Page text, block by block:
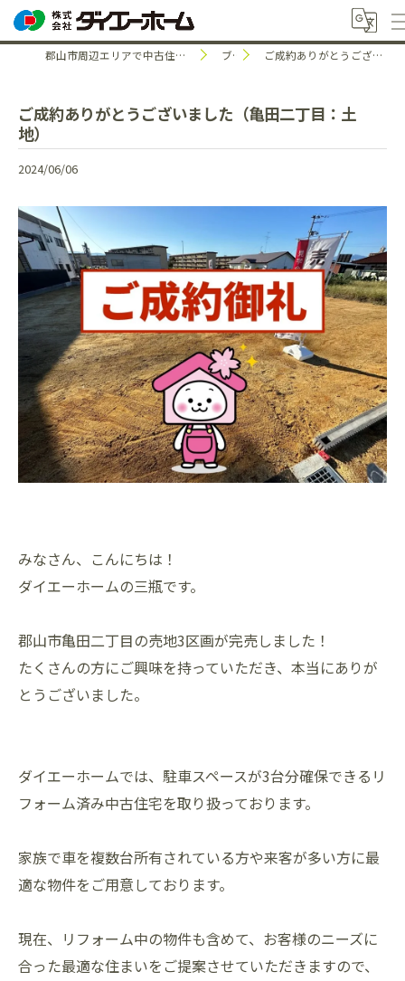
郡山市周辺エリアで中古住宅のことなら株式会社ダイエーホーム ブログ ご成約ありがとうございました（亀田二丁目：土地）
ご成約ありがとうございました（亀田二丁目：土
地）
2024/06/06
みなさん、こんにちは！
ダイエーホームの三瓶です。
郡山市亀田二丁目の売地3区画が完売しました！
たくさんの方にご興味を持っていただき、本当にありが
とうございました。
ダイエーホームでは、駐車スペースが3台分確保できるリ
フォーム済み中古住宅を取り扱っております。
家族で車を複数台所有されている方や来客が多い方に最
適な物件をご用意しております。
現在、リフォーム中の物件も含めて、お客様のニーズに
合った最適な住まいをご提案させていただきますので、